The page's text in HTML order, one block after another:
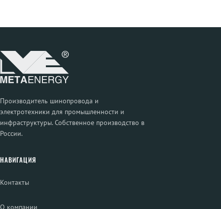
Производитель шинопровода и
электротехники для промышленности и
инфраструктуры. Собственное производство в
России.
НАВИГАЦИЯ
Контакты
О компании